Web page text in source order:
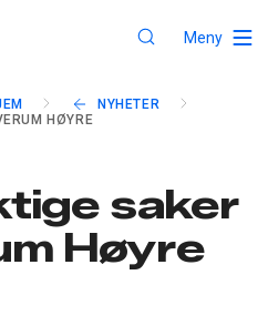
Meny
NYHETER
HØYRE
saker
Høyre